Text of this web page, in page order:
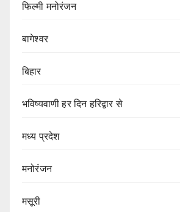
फिल्मी मनोरंजन
बागेश्वर
बिहार
भविष्यवाणी हर दिन हरिद्वार से
मध्य प्रदेश
मनोरंजन
मसूरी